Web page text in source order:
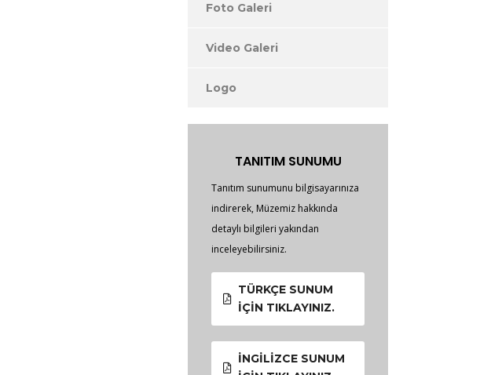
Foto Galeri
Video Galeri
Logo
TANITIM SUNUMU
Tanıtım sunumunu bilgisayarınıza
indirerek, Müzemiz hakkında
detaylı bilgileri yakından
inceleyebilirsiniz.
TÜRKÇE SUNUM
İÇIN TIKLAYINIZ.
İNGILIZCE SUNUM